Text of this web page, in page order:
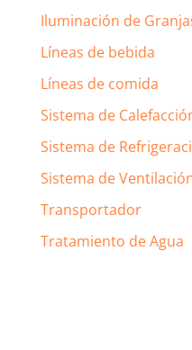
Iluminación de
Líneas de bebida
Líneas de comida
Sistema de
Sistema de
Sistema de
Transportador
Tratamiento de Agua